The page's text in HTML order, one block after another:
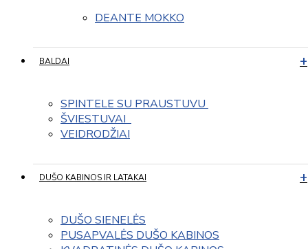
DEANTE MOKKO
BALDAI
SPINTELE SU PRAUSTUVU
ŠVIESTUVAI
VEIDRODŽIAI
DUŠO KABINOS IR LATAKAI
DUŠO SIENELĖS
PUSAPVALĖS DUŠO KABINOS